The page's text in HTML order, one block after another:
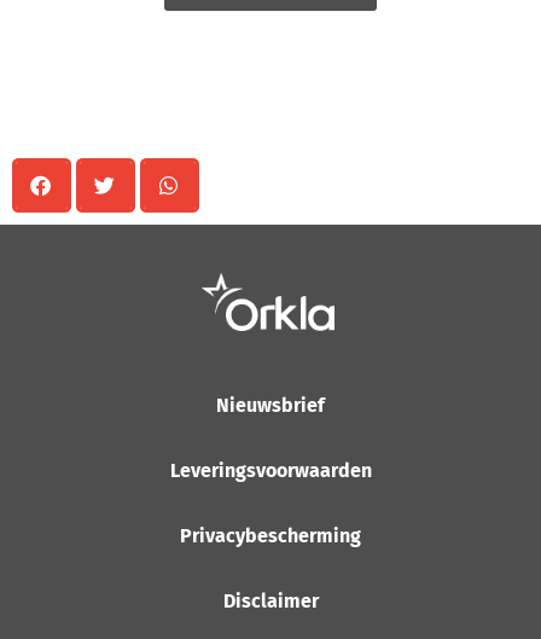
Nieuwsbrief
Leveringsvoorwaarden
Privacybescherming
Disclaimer